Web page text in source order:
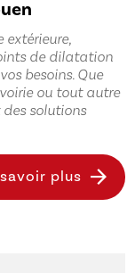
extérieure,
de dilatation
besoins. Que
ou tout autre
des solutions
plus